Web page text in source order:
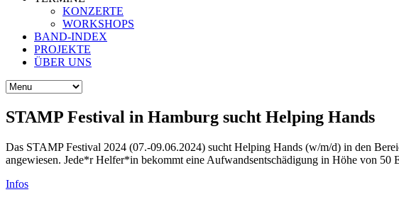
KONZERTE
WORKSHOPS
BAND-INDEX
PROJEKTE
ÜBER UNS
STAMP Festival in Hamburg sucht Helping Hands
Das STAMP Festival 2024 (07.-09.06.2024) sucht Helping Hands (w/m/d) in den
angewiesen. Jede*r Helfer*in bekommt eine Aufwandsentschädigung in Höhe von 50
Infos